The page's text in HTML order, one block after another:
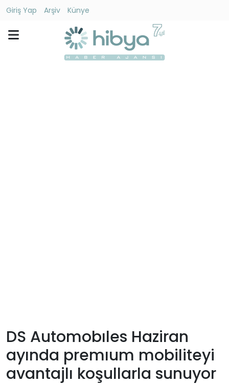
Giriş Yap Arşiv
Künye
Künye
Giriş
Yap
DS Automobıles Haziran
ayında premıum mobiliteyi
avantajlı koşullarla sunuyor